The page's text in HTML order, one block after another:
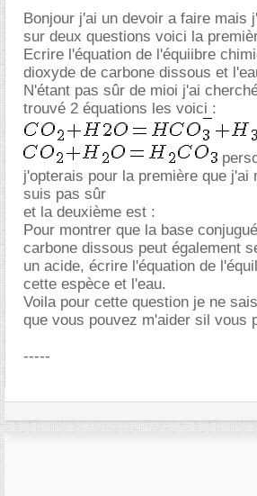
Bonjour j'ai un devoir a faire mais
sur deux questions voici la
Ecrire l'équation de l'équiibre
dioxyde de carbone dissous et
N'étant pas sûr de mioi j'ai
trouvé 2 équations les voici :
j'opterais pour la première que j'ai
suis pas sûr
et la deuxième est :
Pour montrer que la base
carbone dissous peut également
un acide, écrire l'équation de
cette espèce et l'eau.
Voila pour cette question je ne
que vous pouvez m'aider sil vous
-----